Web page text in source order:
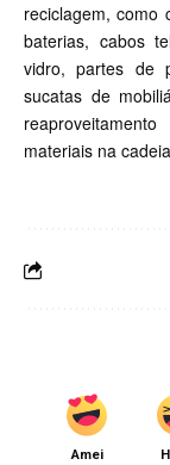
reciclagem, como
baterias, cabos
vidro, partes de
sucatas de
materiais na
Amei